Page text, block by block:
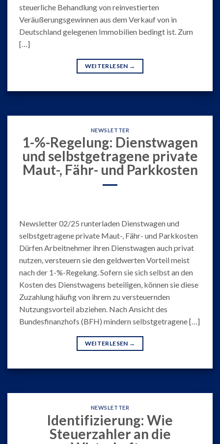
steuerliche Behandlung von reinvestierten
Veräußerungsgewinnen aus dem Verkauf von in
Deutschland gelegenen Immobilien bedingt ist. Zum
[…]
WEITERLESEN →
NEWSLETTER
1-%-Regelung: Dienstwagen
und selbstgetragene private
Maut-, Fähr- und Parkkosten
Newsletter 02/25 runterladen Dienstwagen und
selbstgetragene private Maut-, Fähr- und Parkkosten
Dürfen Arbeitnehmer ihren Dienstwagen auch privat
nutzen, versteuern sie den geldwerten Vorteil meist
nach der 1-%-Regelung. Sofern sie sich selbst an den
Kosten des Dienstwagens beteiligen, können sie diese
Zuzahlung häufig von ihrem zu versteuernden
Nutzungsvorteil abziehen. Nach Ansicht des
Bundesfinanzhofs (BFH) mindern selbstgetragene […]
WEITERLESEN →
NEWSLETTER
Identifizierung: Wie
Steuerzahler an die